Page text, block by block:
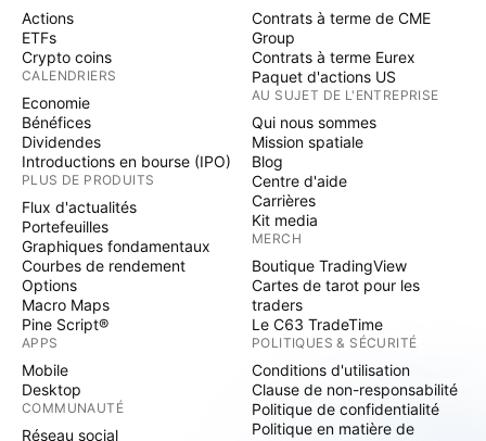
Actions
ETFs
Crypto coins
CALENDRIERS
Economie
Bénéfices
Dividendes
Introductions en bourse (IPO)
PLUS DE PRODUITS
Flux d'actualités
Portefeuilles
Graphiques fondamentaux
Courbes de rendement
Options
Macro Maps
Pine Script®
APPS
Mobile
Desktop
COMMUNAUTÉ
Réseau social
Contrats à terme de CME
Group
Contrats à terme Eurex
Paquet d'actions US
AU SUJET DE L'ENTREPRISE
Qui nous sommes
Mission spatiale
Blog
Centre d'aide
Carrières
Kit media
MERCH
Boutique TradingView
Cartes de tarot pour les
traders
Le C63 TradeTime
POLITIQUES & SÉCURITÉ
Conditions d'utilisation
Clause de non-responsabilité
Politique de confidentialité
Politique en matière de